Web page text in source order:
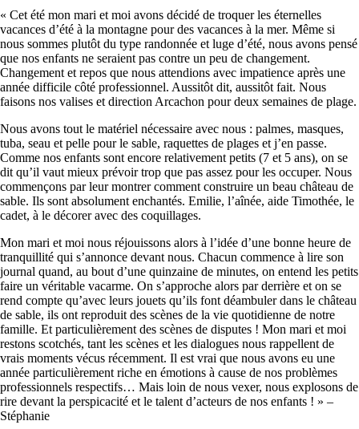
« Cet été mon mari et moi avons décidé de troquer les éternelles
vacances d’été à la montagne pour des vacances à la mer. Même si
nous sommes plutôt du type randonnée et luge d’été, nous avons pensé
que nos enfants ne seraient pas contre un peu de changement.
Changement et repos que nous attendions avec impatience après une
année difficile côté professionnel. Aussitôt dit, aussitôt fait. Nous
faisons nos valises et direction Arcachon pour deux semaines de plage.
Nous avons tout le matériel nécessaire avec nous : palmes, masques,
tuba, seau et pelle pour le sable, raquettes de plages et j’en passe.
Comme nos enfants sont encore relativement petits (7 et 5 ans), on se
dit qu’il vaut mieux prévoir trop que pas assez pour les occuper. Nous
commençons par leur montrer comment construire un beau château de
sable. Ils sont absolument enchantés. Emilie, l’aînée, aide Timothée, le
cadet, à le décorer avec des coquillages.
Mon mari et moi nous réjouissons alors à l’idée d’une bonne heure de
tranquillité qui s’annonce devant nous. Chacun commence à lire son
journal quand, au bout d’une quinzaine de minutes, on entend les petits
faire un véritable vacarme. On s’approche alors par derrière et on se
rend compte qu’avec leurs jouets qu’ils font déambuler dans le château
de sable, ils ont reproduit des scènes de la vie quotidienne de notre
famille. Et particulièrement des scènes de disputes ! Mon mari et moi
restons scotchés, tant les scènes et les dialogues nous rappellent de
vrais moments vécus récemment. Il est vrai que nous avons eu une
année particulièrement riche en émotions à cause de nos problèmes
professionnels respectifs… Mais loin de nous vexer, nous explosons de
rire devant la perspicacité et le talent d’acteurs de nos enfants ! » –
Stéphanie